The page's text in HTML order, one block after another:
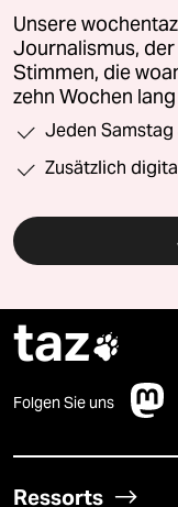
Unsere
Journalismus,
Stimmen, die
zehn Wochen
Jeden
Zusätzlich
taz
Folgen Sie uns
Ressorts